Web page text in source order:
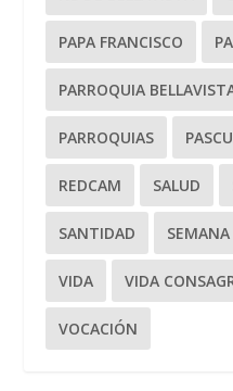
PAPA FRANCISCO
PARROQUIA
PARROQUIAS
REDCAM SALUD
SANTIDAD
VIDA VIDA
VOCACIÓN